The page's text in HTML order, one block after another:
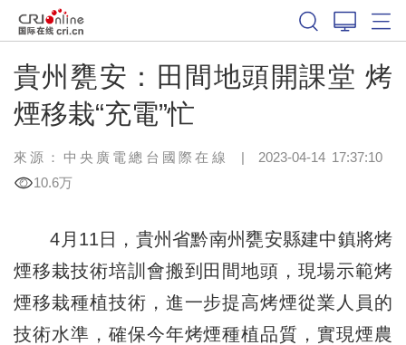
貴州甕安：田間地頭開課堂 烤
煙移栽“充電”忙
來源：中央廣電總台國際在線 | 2023-04-14 17:37:10
10.6万
4月11日，貴州省黔南州甕安縣建中鎮將烤
煙移栽技術培訓會搬到田間地頭，現場示範烤
煙移栽種植技術，進一步提高烤煙從業人員的
技術水準，確保今年烤煙種植品質，實現煙農